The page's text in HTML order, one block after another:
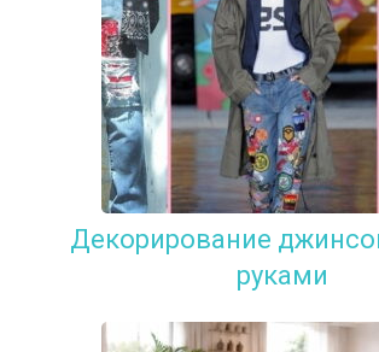
Декорирование
руками